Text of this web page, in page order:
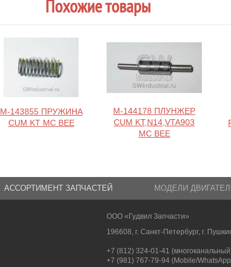
Похожие товары
M-143855 ПРУЖИНА
CUM KT MC BEE
M-144178 ПЛУНЖЕР
CUM KT,N14,VTA903
MC BEE
АССОРТИМЕНТ ЗАПЧАСТЕЙ МОДЕЛИ
ООО «Гудвил Запчасти»
196608, г. Санкт-Петербург, г.
+7 (812) 324-01-41
+7 (981) 767-79-94 (Mobile/